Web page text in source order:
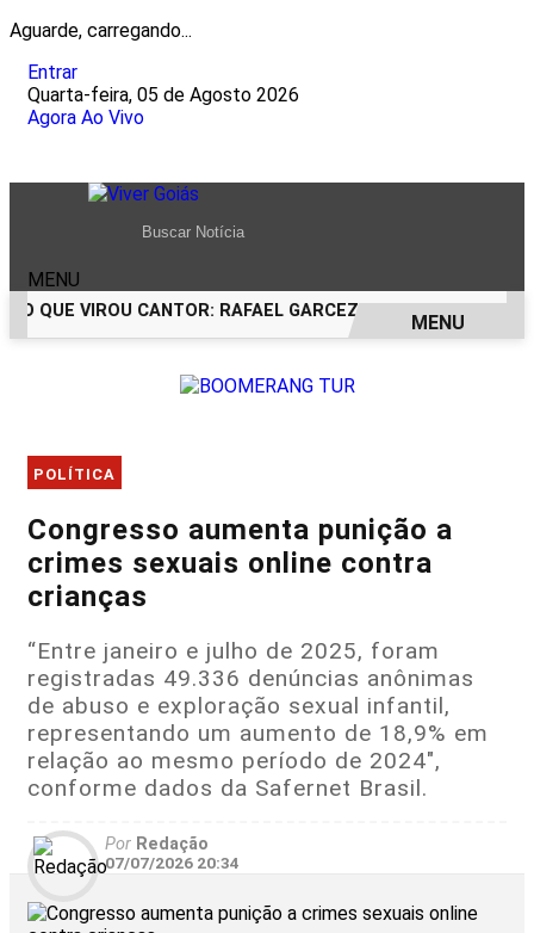
Aguarde, carregando...
Entrar
Quarta-feira, 05 de Agosto 2026
Agora Ao Vivo
MENU
QUE VIROU CANTOR: RAFAEL GARCEZ CELEBRA 24 ANOS
MENU
POLÍTICA
Congresso aumenta punição a
crimes sexuais online contra
crianças
“Entre janeiro e julho de 2025, foram
registradas 49.336 denúncias anônimas
de abuso e exploração sexual infantil,
representando um aumento de 18,9% em
relação ao mesmo período de 2024",
conforme dados da Safernet Brasil.
Por Redação
07/07/2026 20:34